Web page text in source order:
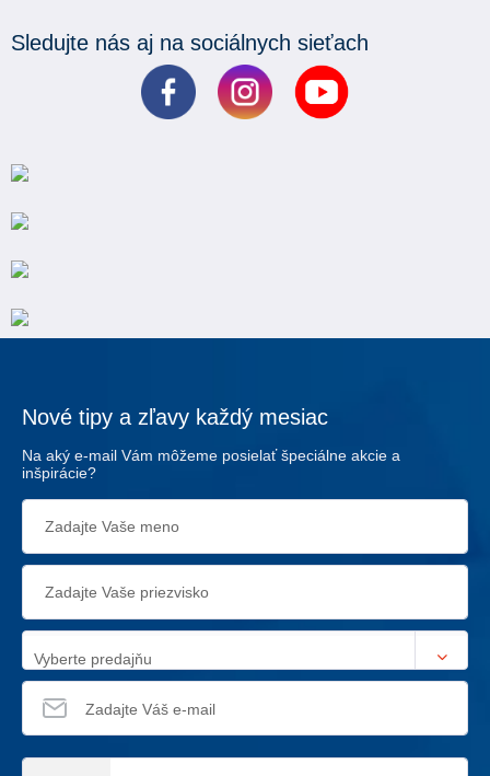
Sledujte nás aj na sociálnych sieťach
Nové tipy a zľavy každý mesiac
Na aký e-mail Vám môžeme posielať špeciálne akcie a
inšpirácie?
Vyberte predajňu